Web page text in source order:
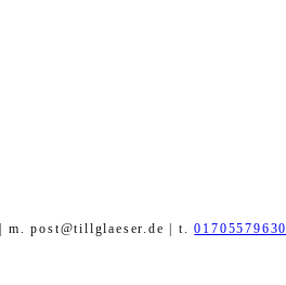
m. post@tillglaeser.de | t.01705579630